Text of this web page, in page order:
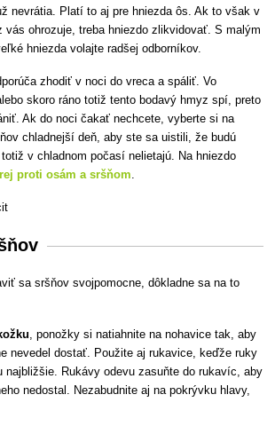
nevrátia. Platí to aj pre hniezda ôs. Ak to však v
vás ohrozuje, treba hniezdo zlikvidovať. S malým
hniezda volajte radšej odborníkov.
zhodiť v noci do vreca a spáliť. Vo
skoro ráno totiž tento bodavý hmyz spí, preto
Ak do noci čakať nechcete, vyberte si na
chladnejší deň, aby ste sa uistili, že budú
v chladnom počasí nelietajú. Na hniezdo
proti osám a sršňom
sa sršňov svojpomocne, dôkladne sa na to
, ponožky si natiahnite na nohavice tak, aby
nevedel dostať. Použite aj rukavice, keďže ruky
najbližšie. Rukávy odevu zasuňte do rukavíc, aby
nedostal. Nezabudnite aj na pokrývku hlavy,